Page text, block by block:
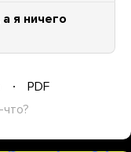
я ничего
PDF